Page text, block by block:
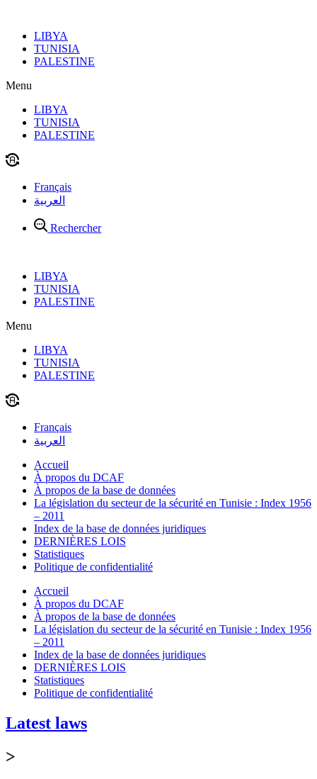
contenuLIBYA
TUNISIA
PALESTINE
Menu
LIBYA
TUNISIA
PALESTINE
Français
العربية
Rechercher
LIBYA
TUNISIA
PALESTINE
Menu
LIBYA
TUNISIA
PALESTINE
Français
العربية
Accueil
À propos du DCAF
À propos de la base de données
La législation du secteur de la sécurité en Tunisie : Index 1956
– 2011
Index de la base de données juridiques
DERNIÈRES LOIS
Statistiques
Politique de confidentialité
Accueil
À propos du DCAF
À propos de la base de données
La législation du secteur de la sécurité en Tunisie : Index 1956
– 2011
Index de la base de données juridiques
DERNIÈRES LOIS
Statistiques
Politique de confidentialité
Latest laws
>